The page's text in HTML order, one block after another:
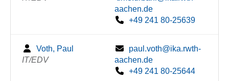
aachen.de
+49 241 80-25639
Voth, Paul
IT/EDV
paul.voth@ika.rwth-
aachen.de
+49 241 80-25644